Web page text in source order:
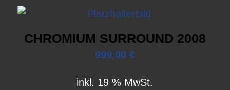
CHROMIUM SURROUND 2008
999,00 €
inkl. 19 % MwSt.